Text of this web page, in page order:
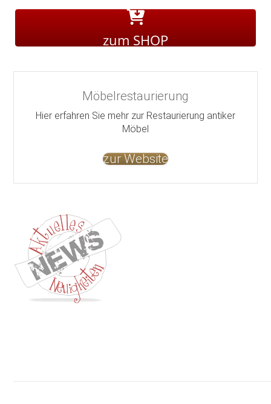
zum SHOP
Möbelrestaurierung
Hier erfahren Sie mehr zur Restaurierung antiker
Möbel
zur Website